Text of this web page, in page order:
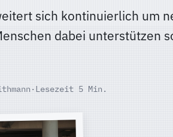
sich kontinuierlich um
dabei unterstützen
· Lesezeit 5 Min.